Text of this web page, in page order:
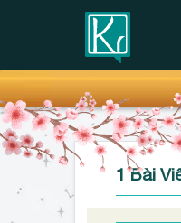
qua
Thanh điều hướng trên
1 Bài